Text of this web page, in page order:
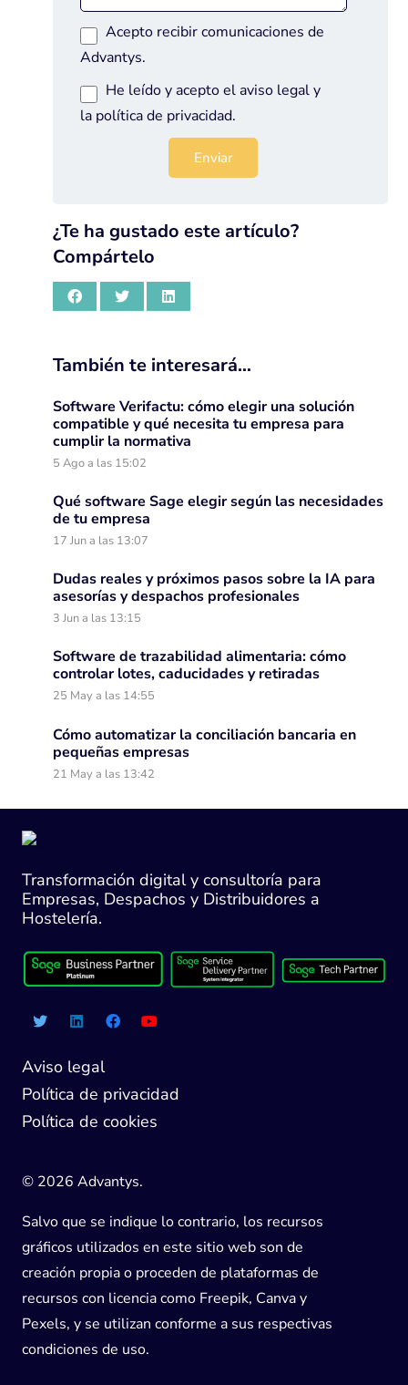
Acepto recibir comunicaciones de
Advantys.
He leído y acepto el aviso legaly
la política de privacidad.
¿Te ha gustado este artículo?
Compártelo
También te interesará…
Software Verifactu: cómo elegir una solución
compatible y qué necesita tu empresa para
cumplir la normativa
5 Ago a las 15:02
Qué software Sage elegir según las necesidades
de tu empresa
17 Jun a las 13:07
Dudas reales y próximos pasos sobre la IA para
asesorías y despachos profesionales
3 Jun a las 13:15
Software de trazabilidad alimentaria: cómo
controlar lotes, caducidades y retiradas
25 May a las 14:55
Cómo automatizar la conciliación bancaria en
pequeñas empresas
21 May a las 13:42
Transformación digital y consultoría para
Empresas, Despachos y Distribuidores a
Hostelería.
Aviso legal
Política de privacidad
Política de cookies
© 2026 Advantys.
Salvo que se indique lo contrario, los recursos
gráficos utilizados en este sitio web son de
creación propia o proceden de plataformas de
recursos con licencia como Freepik, Canva y
Pexels, y se utilizan conforme a sus respectivas
condiciones de uso.